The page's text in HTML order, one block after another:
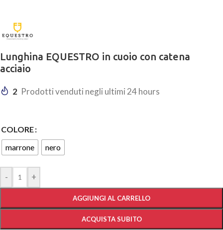
Lunghina EQUESTRO in cuoio con catena
acciaio
2 Prodotti venduti negli ultimi 24 hours
COLORE
marrone
nero
- +
AGGIUNGI AL CARRELLO
ACQUISTA SUBITO